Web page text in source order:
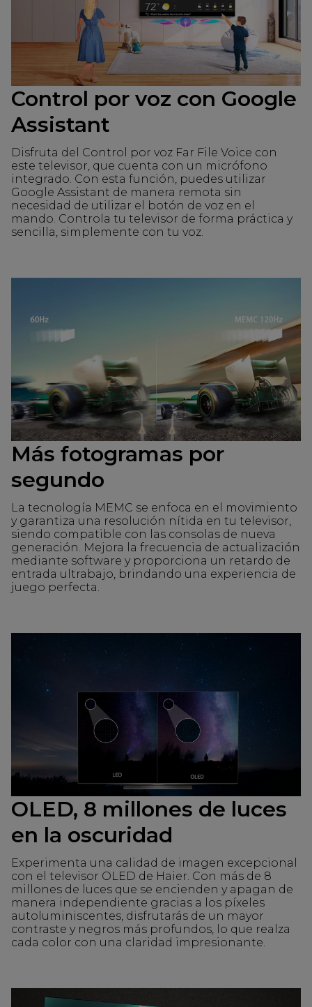
Control por voz con Google
Assistant
Disfruta del Control por voz Far File Voice con
este televisor, que cuenta con un micrófono
integrado. Con esta función, puedes utilizar
Google Assistant de manera remota sin
necesidad de utilizar el botón de voz en el
mando. Controla tu televisor de forma práctica y
sencilla, simplemente con tu voz.
Más fotogramas por
segundo
La tecnología MEMC se enfoca en el movimiento
y garantiza una resolución nítida en tu televisor,
siendo compatible con las consolas de nueva
generación. Mejora la frecuencia de actualización
mediante software y proporciona un retardo de
entrada ultrabajo, brindando una experiencia de
juego perfecta.
OLED, 8 millones de luces
en la oscuridad
Experimenta una calidad de imagen excepcional
con el televisor OLED de Haier. Con más de 8
millones de luces que se encienden y apagan de
manera independiente gracias a los píxeles
autoluminiscentes, disfrutarás de un mayor
contraste y negros más profundos, lo que realza
cada color con una claridad impresionante.